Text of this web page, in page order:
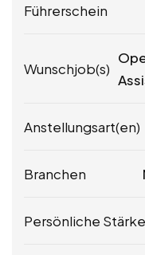
Führerschein
Wunschjob(s)
Anstellungsart(en)
Branchen
Persönliche